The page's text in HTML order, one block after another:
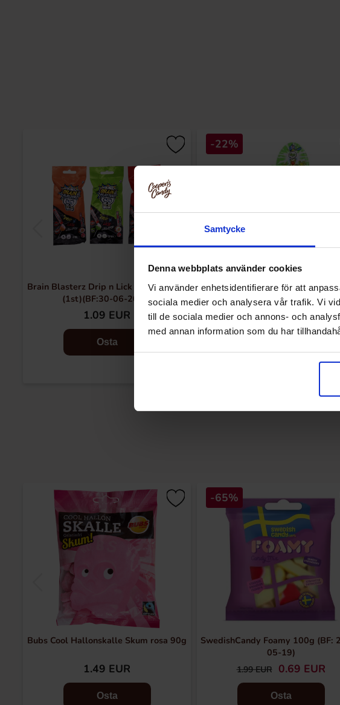
Samtycke
Denna webbplats använder cookies
Vi använder enhetsidentifierare för att
sociala medier och analysera vår trafik. Vi
till de sociala medier och annons- och
med annan information som du har
Brain Blasterz Drip n Lick Lollipop 18g
(1st)(BF:30-06-2026)
1.09 EUR
Osta
-22%
Funny Candy Sour Shok Stik'n
(1st)
1.90 EUR 1.49 EUR
Bubs Cool Hallonskalle Skum rosa 90g
1.49 EUR
Osta
-65%
SwedishCandy Foamy 100g (BF:
05-19)
1.99 EUR 0.69 EUR
Osta